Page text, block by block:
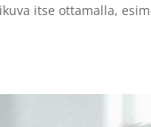
itse ottamalla,